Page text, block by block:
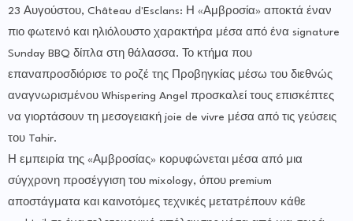
23 Αυγούστου, Château d'Esclans: Η «Αμβροσία» αποκτά έναν
πιο φωτεινό και ηλιόλουστο χαρακτήρα μέσα από ένα signature
Sunday BBQ δίπλα στη θάλασσα. Το κτήμα που
επαναπροσδιόρισε το ροζέ της Προβηγκίας μέσω του διεθνώς
αναγνωρισμένου Whispering Angel προσκαλεί τους επισκέπτες
να γιορτάσουν τη μεσογειακή joie de vivre μέσα από τις γεύσεις
του Tahir.
Η εμπειρία της «Αμβροσίας» κορυφώνεται μέσα από μια
σύγχρονη προσέγγιση του mixology, όπου premium
αποστάγματα και καινοτόμες τεχνικές μετατρέπουν κάθε